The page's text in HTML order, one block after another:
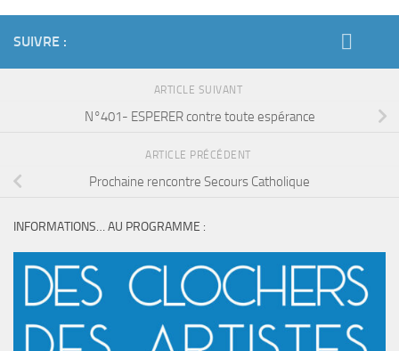
SUIVRE :
ARTICLE SUIVANT
N°401- ESPERER contre toute espérance
ARTICLE PRÉCÉDENT
Prochaine rencontre Secours Catholique
INFORMATIONS… AU PROGRAMME :